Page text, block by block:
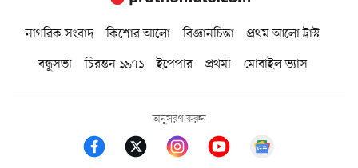
নাগরিক সংবাদ কিশোর আলো বিজ্ঞানচিন্তা
প্রথম আলো ট্রাস্ট
বন্ধুসভা
চিরন্তন ১৯৭১ ইপেপার প্রথমা মোবাইল ভ্যাস
অনুসরণ করুন